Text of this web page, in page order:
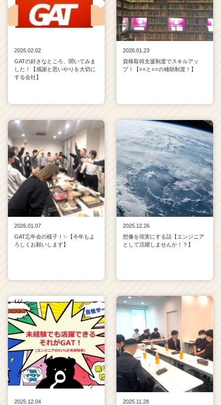
2026.02.02
GATの好きなところ、聞いてみま
した！【感謝と思いやりを大切に
する会社】
2026.01.23
資格取得支援制度でスキルアッ
プ！【○○と○○の補助制度！】
2026.01.07
GAT忘年会の様子！✨【今年もよ
ろしくお願いします】
2025.12.26
想像を現実にする話【エンジニア
として活躍しませんか！？】
2025.12.04
2025.11.28